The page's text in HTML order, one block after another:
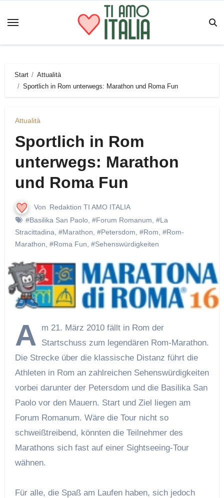
Inhalt
Start
Attualità
Sportlich in Rom unterwegs: Marathon und Roma Fun
Attualità
Sportlich in Rom
unterwegs: Marathon
und Roma Fun
Von Redaktion TI AMO ITALIA
#Basilika San Paolo, #Forum Romanum #La
Stracittadina #Marathon #Petersdom #Rom #Rom-
Marathon #Roma Fun #Sehenswürdigkeiten
A
m 21. März 2010 fällt in Rom der
Startschuss zum legendären Rom-Marathon.
Die Strecke über die klassische Distanz führt die
Athleten in Rom an zahlreichen Sehenswürdigkeiten
vorbei darunter der Petersdom und die Basilika San
Paolo vor den Mauern. Start und Ziel liegen am
Forum Romanum. Wäre die Tour nicht so
schweißtreibend, könnten die Teilnehmer des
Marathons sich fast auf einer Sightseeing-Tour
wähnen.
Für alle, die Spaß am Laufen haben, sich jedoch